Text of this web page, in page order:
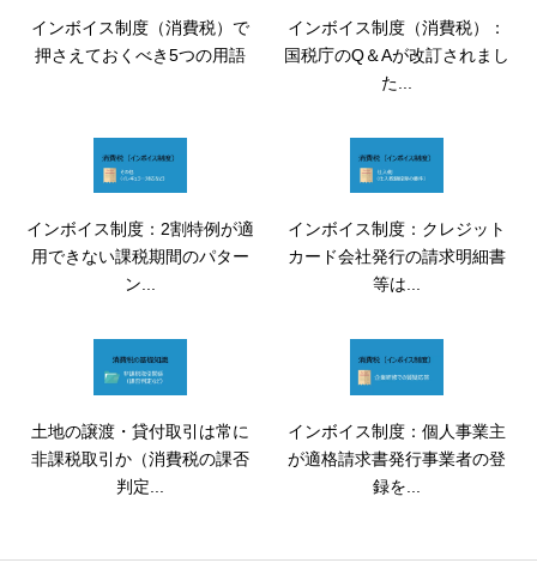
インボイス制度（消費税）で
押さえておくべき5つの用語
インボイス制度（消費税）：
国税庁のQ＆Aが改訂されまし
た...
インボイス制度：2割特例が適
用できない課税期間のパター
ン...
インボイス制度：クレジット
カード会社発行の請求明細書
等は...
土地の譲渡・貸付取引は常に
非課税取引か（消費税の課否
判定...
インボイス制度：個人事業主
が適格請求書発行事業者の登
録を...